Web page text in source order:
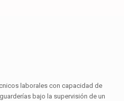
laborales con capacidad de
bajo la supervisión de un